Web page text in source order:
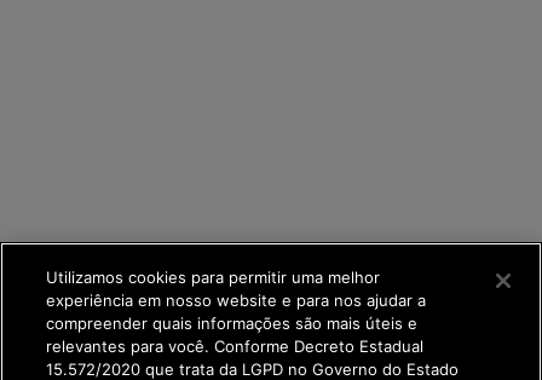
Utilizamos cookies para permitir uma melhor
experiência em nosso website e para nos ajudar a
compreender quais informações são mais úteis e
relevantes para você. Conforme Decreto Estadual
15.572/2020 que trata da LGPD no Governo do Estado